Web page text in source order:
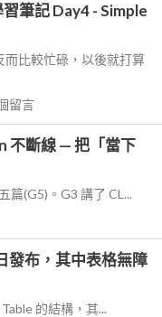
筆記 Day4 - Simple
而比較忙碌，以後就打算
留言
不斷線 — 把「當下
篇(G5)。G3 講了 CL...
發布，其中表格無障
的結構，其...